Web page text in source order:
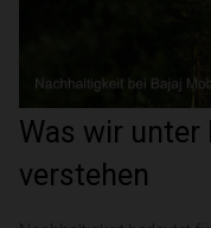
Was wir
verstehen